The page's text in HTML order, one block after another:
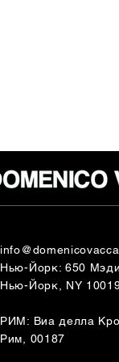
Нью-Йорк: 650
Нью-Йорк, NY
РИМ: Виа делла
Рим, 00187